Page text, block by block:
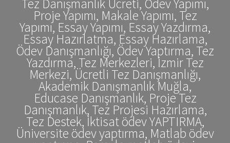
Tez Danışmanlık Ücreti, Ödev Yapımı,
Proje Yapımı, Makale Yapımı, Tez
Yapımı, Essay Yapımı, Essay Yazdırma,
Essay Hazırlatma, Essay Hazırlama,
Ödev Danışmanlığı, Ödev Yaptırma, Tez
Yazdırma, Tez Merkezleri, İzmir Tez
Merkezi, Ücretli Tez Danışmanlığı,
Akademik Danışmanlık Muğla,
Educase Danışmanlık, Proje Tez
Danışmanlık, Tez Projesi Hazırlama,
Tez Destek, İktisat ödev YAPTIRMA,
Üniversite ödev yaptırma, Matlab ödev